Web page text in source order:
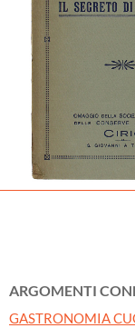
ARGOMENTI
GASTRONOMIA